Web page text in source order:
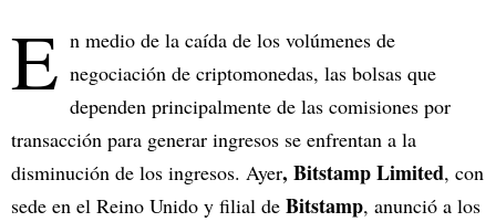
E n medio de la caída de los volúmenes de
negociación de criptomonedas, las bolsas que
dependen principalmente de las comisiones por
transacción para generar ingresos se enfrentan a la
disminución de los ingresos. Ayer, Bitstamp Limited, con
sede en el Reino Unido y filial de Bitstamp, anunció a los